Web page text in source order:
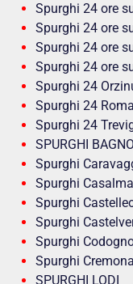
Spurghi 24 ore
Spurghi 24 ore
Spurghi 24 ore
Spurghi 24 ore
Spurghi 24
Spurghi 24
Spurghi 24
SPURGHI
Spurghi
Spurghi
Spurghi
Spurghi
Spurghi
Spurghi Cremona
SPURGHI LODI